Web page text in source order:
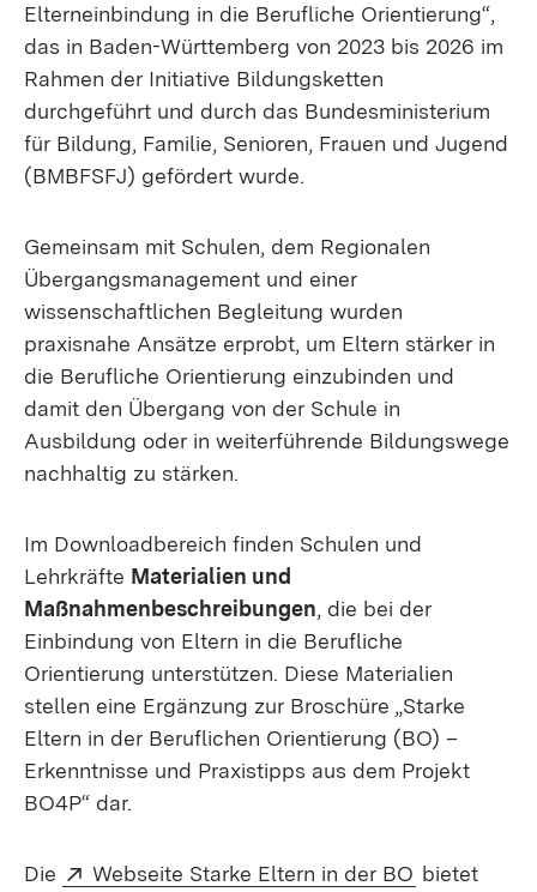
Elterneinbindung in die Berufliche Orientierung“,
das in Baden-Württemberg von 2023 bis 2026 im
Rahmen der Initiative Bildungsketten
durchgeführt und durch das Bundesministerium
für Bildung, Familie, Senioren, Frauen und Jugend
(BMBFSFJ) gefördert wurde.
Gemeinsam mit Schulen, dem Regionalen
Übergangsmanagement und einer
wissenschaftlichen Begleitung wurden
praxisnahe Ansätze erprobt, um Eltern stärker in
die Berufliche Orientierung einzubinden und
damit den Übergang von der Schule in
Ausbildung oder in weiterführende Bildungswege
nachhaltig zu stärken.
Im Downloadbereich finden Schulen und
Lehrkräfte Materialien und
Maßnahmenbeschreibungen, die bei der
Einbindung von Eltern in die Berufliche
Orientierung unterstützen. Diese Materialien
stellen eine Ergänzung zur Broschüre „Starke
Eltern in der Beruflichen Orientierung (BO) –
Erkenntnisse und Praxistipps aus dem Projekt
BO4P“ dar.
Die Extern:
Webseite Starke Eltern in der BO (Öffnet in
bietet